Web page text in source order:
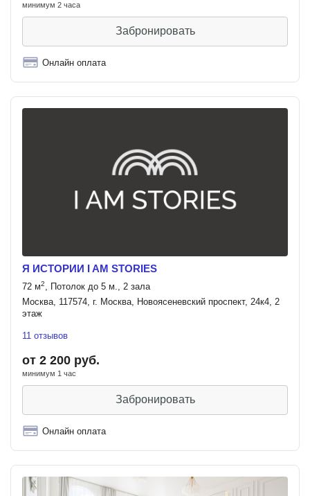
минимум 2 часа
Забронировать
Онлайн оплата
Я ИСТОРИИ I AM STORIES
72 м2, Потолок до 5 м., 2 зала
Москва, 117574, г. Москва, Новоясеневский проспект, 24к4, 2
этаж
11 отзывов
от 2 200 руб.
минимум 1 час
Забронировать
Онлайн оплата